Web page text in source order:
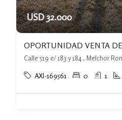
USD 32.000
AXI-169561 0 1